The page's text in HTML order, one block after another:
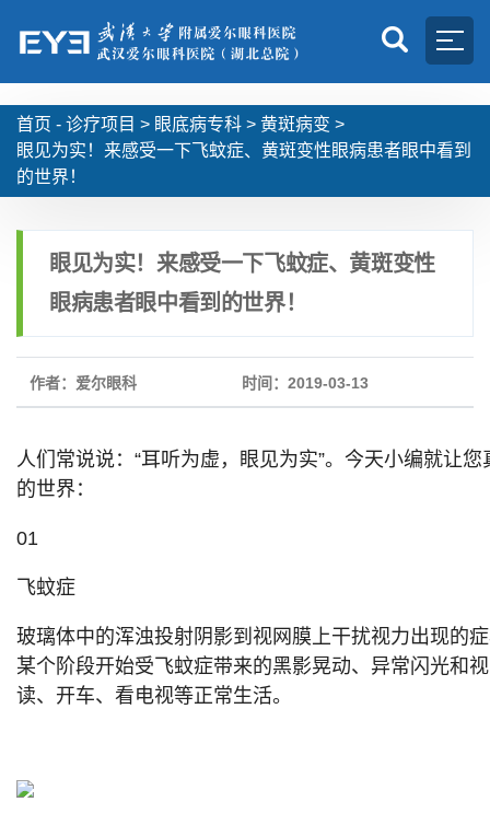
首页 - 诊疗项目 > 眼底病专科 > 黄斑病变 >
眼见为实！来感受一下飞蚊症、黄斑变性眼病患者眼中看到
的世界！
眼见为实！来感受一下飞蚊症、黄斑变性
眼病患者眼中看到的世界！
作者：爱尔眼科 时间：2019-03-13
人们常说说：“耳听为虚，眼见为实”。今天小编就让
的世界：
01
飞蚊症
玻璃体中的浑浊投射阴影到视网膜上干扰视力出现的
某个阶段开始受飞蚊症带来的黑影晃动、异常闪光和
读、开车、看电视等正常生活。